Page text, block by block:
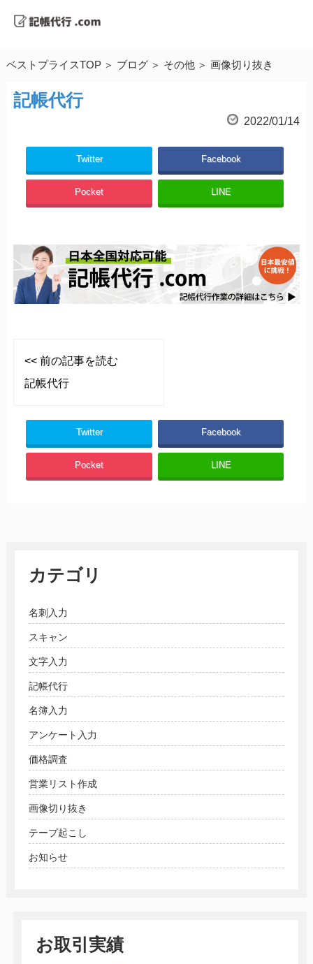
ベストプライスTOP ブログ その他 画像切り抜き
記帳代行
2022/01/14
Twitter Facebook
Pocket LINE
<< 前の記事を読む
記帳代行
Twitter Facebook
Pocket LINE
カテゴリ
名刺入力
スキャン
文字入力
記帳代行
名簿入力
アンケート入力
価格調査
営業リスト作成
画像切り抜き
テープ起こし
お知らせ
お取引実績